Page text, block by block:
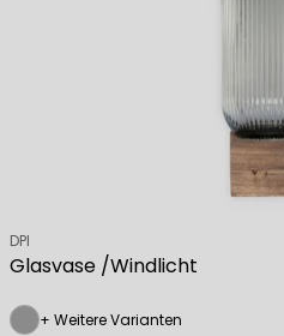
Glasvase /Windlicht
Verkäufer:
DPI
+ Weitere Varianten